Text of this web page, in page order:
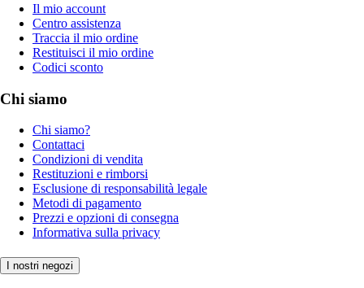
Il mio account
Centro assistenza
Traccia il mio ordine
Restituisci il mio ordine
Codici sconto
Chi siamo
Chi siamo?
Contattaci
Condizioni di vendita
Restituzioni e rimborsi
Esclusione di responsabilità legale
Metodi di pagamento
Prezzi e opzioni di consegna
Informativa sulla privacy
I nostri negozi